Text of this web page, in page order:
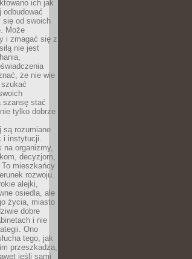
ich jak
odbudować
się od swoich
Może
i zmagać się z
nie jest
że nie wie
szansę stać
tylko dobrze
są rozumiane
i instytucji.
na organizmy,
decyzjom,
To mieszkańcy
rozwoju.
alejki,
osiedla, ale
życia, miasto
dobre
i nie
Ono
tego, jak
przeszkadza,
jeśli sami